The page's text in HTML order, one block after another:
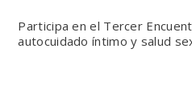
Participa en el Tercer
autocuidado íntimo y salud